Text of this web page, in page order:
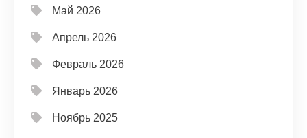
Май 2026
Апрель 2026
Февраль 2026
Январь 2026
Ноябрь 2025